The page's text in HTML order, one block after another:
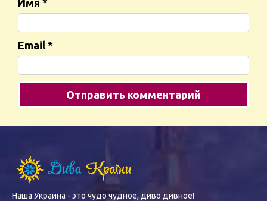
Имя *
Email *
Наша Украина - это чудо чудное, диво дивное!